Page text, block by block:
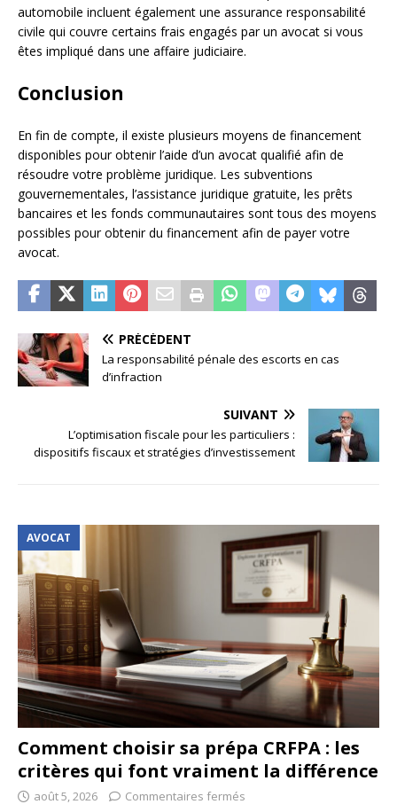
automobile incluent également une assurance responsabilité
civile qui couvre certains frais engagés par un avocat si vous
êtes impliqué dans une affaire judiciaire.
Conclusion
En fin de compte, il existe plusieurs moyens de financement
disponibles pour obtenir l’aide d’un avocat qualifié afin de
résoudre votre problème juridique. Les subventions
gouvernementales, l’assistance juridique gratuite, les prêts
bancaires et les fonds communautaires sont tous des moyens
possibles pour obtenir du financement afin de payer votre
avocat.
PRÉCÉDENT
La responsabilité pénale des escorts en cas
d’infraction
SUIVANT
L’optimisation fiscale pour les particuliers :
dispositifs fiscaux et stratégies d’investissement
AVOCAT
Comment choisir sa prépa CRFPA : les
critères qui font vraiment la différence
août 5, 2026 Commentaires fermés